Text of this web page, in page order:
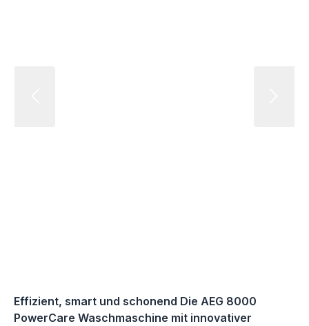
Effizient, smart und schonend Die AEG 8000
PowerCare Waschmaschine mit innovativer